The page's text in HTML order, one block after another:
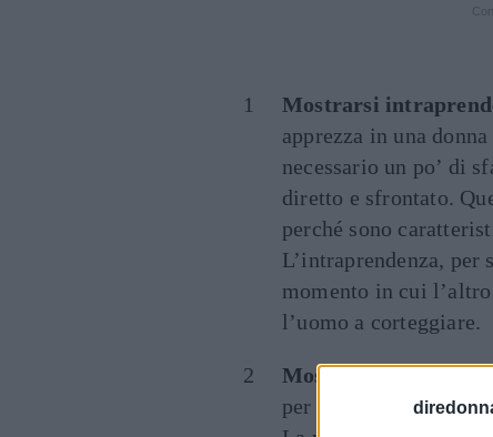
Mostrarsi
apprezza in una
necessario un po’ di
diretto e sfrontato.
perché sono
L’intraprendenza, per
momento in cui
l’uomo a corteggiare.
Mostrarsi
per sedurre un uomo,